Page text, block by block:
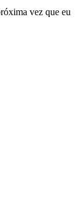
vez que eu